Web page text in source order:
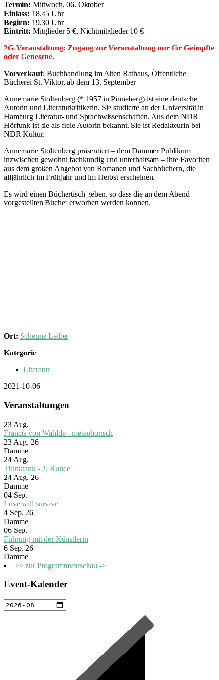
Termin: Mittwoch, 06. Oktober
Einlass: 18.45 Uhr
Beginn: 19.30 Uhr
Eintritt: Mitglieder 5 €, Nichtmitglieder 10 €
2G-Veranstaltung: Zugang zur Veranstaltung nur für Geimpfte
oder Genesene.
Vorverkauf: Buchhandlung im Alten Rathaus, Öffentliche
Bücherei St. Viktor, ab dem 13. September
Annemarie Stoltenberg (* 1957 in Pinneberg) ist eine deutsche
Autorin und Literaturkritikerin. Sie studierte an der Universität in
Hamburg Literatur- und Sprachwissenschaften. Aus dem NDR
Hörfunk ist sie als freie Autorin bekannt. Sie ist Redakteurin bei
NDR Kultur.
Annemarie Stoltenberg präsentiert – dem Dammer Publikum
inzwischen gewohnt fachkundig und unterhaltsam – ihre Favoriten
aus dem großen Angebot von Romanen und Sachbüchern, die
alljährlich im Frühjahr und im Herbst erscheinen.
Es wird einen Büchertisch geben. so dass die an dem Abend
vorgestellten Bücher erworben werden können.
Ort: Scheune Leiber
Kategorie
Literatur
2021-10-06
Veranstaltungen
23 Aug.
Francis von Wahlde - metaphorisch
23 Aug. 26
Damme
24 Aug.
Thinktank - 2. Runde
24 Aug. 26
Damme
04 Sep.
Love will survive
4 Sep. 26
Damme
06 Sep.
Führung mit der Künstlerin
6 Sep. 26
Damme
>> zur Programmvorschau ->
Event-Kalender